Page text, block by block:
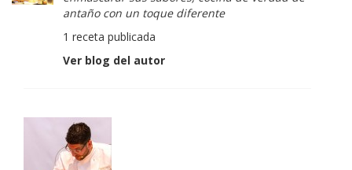
antaño con un toque diferente
1 receta publicada
Ver blog del autor